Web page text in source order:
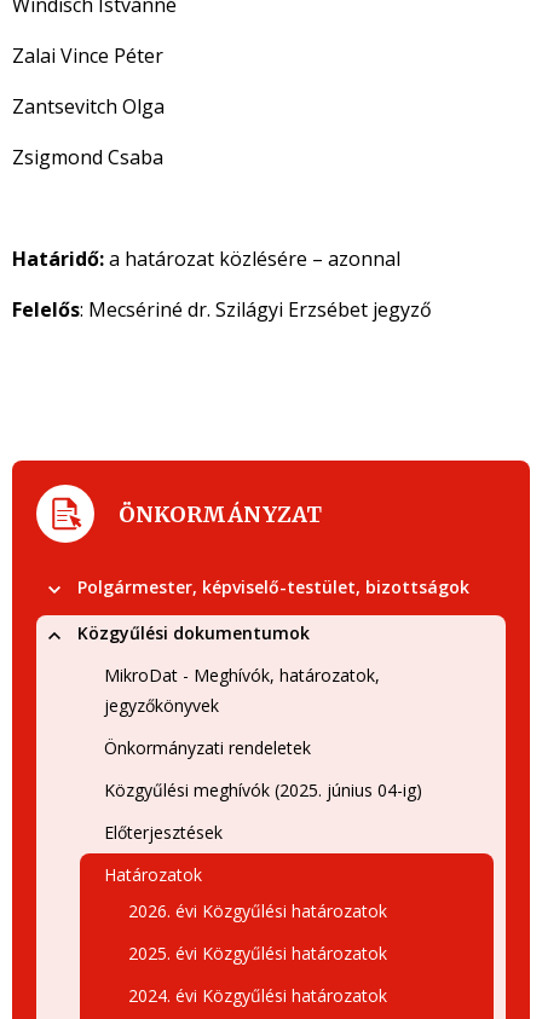
Zalai Vince Péter
Zantsevitch Olga
Zsigmond Csaba
Határidő:a határozat közlésére – azonnal
Felelős: Mecsériné dr. Szilágyi Erzsébet jegyző
ÖNKORMÁNYZAT
Polgármester, képviselő-testület, bizottságok
Közgyűlési dokumentumok
MikroDat - Meghívók, határozatok,
jegyzőkönyvek
Önkormányzati rendeletek
Közgyűlési meghívók (2025. június 04-ig)
Előterjesztések
Határozatok
2026. évi Közgyűlési határozatok
2025. évi Közgyűlési határozatok
2024. évi Közgyűlési határozatok